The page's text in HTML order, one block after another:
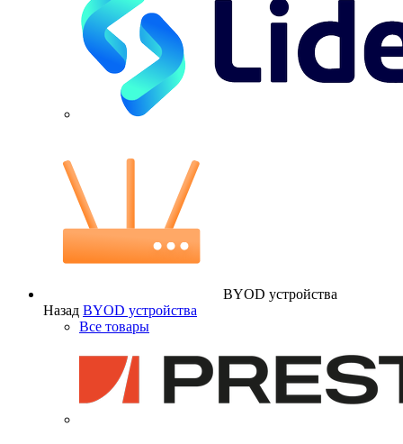
BYOD устройства
Назад BYOD устройства
Все товары